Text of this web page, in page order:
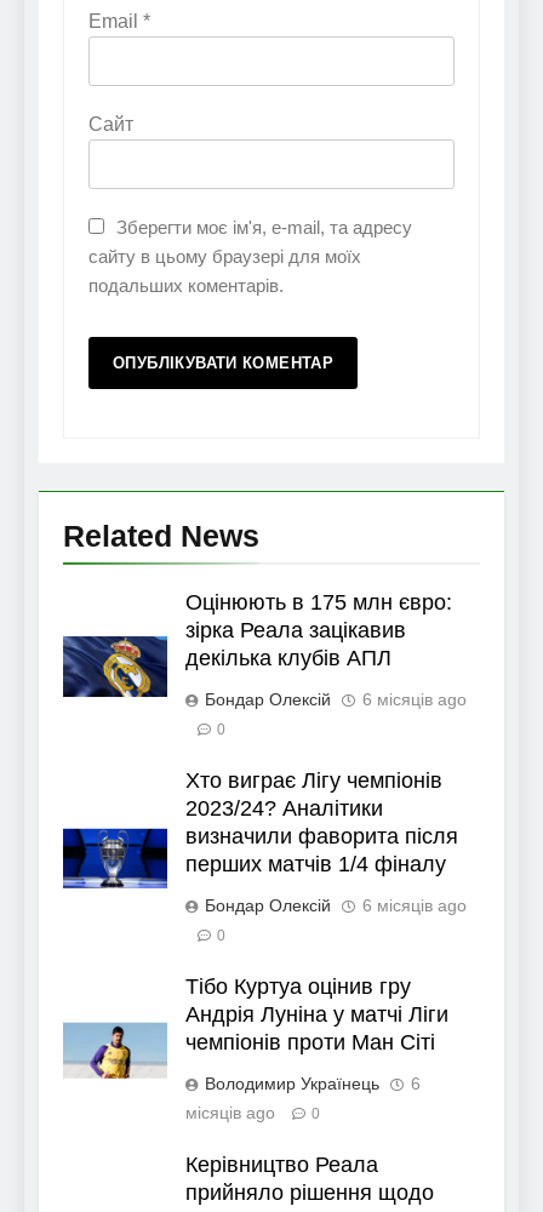
Email *
Сайт
Зберегти моє ім'я, e-mail, та адресу
сайту в цьому браузері для моїх
подальших коментарів.
Related News
Оцінюють в 175 млн євро:
зірка Реала зацікавив
декілька клубів АПЛ
Бондар Олексій 6 місяців ago
0
Хто виграє Лігу чемпіонів
2023/24? Аналітики
визначили фаворита після
перших матчів 1/4 фіналу
Бондар Олексій 6 місяців ago
0
Тібо Куртуа оцінив гру
Андрія Луніна у матчі Ліги
чемпіонів проти Ман Сіті
Володимир Українець
6
місяців ago
0
Керівництво Реала
прийняло рішення щодо